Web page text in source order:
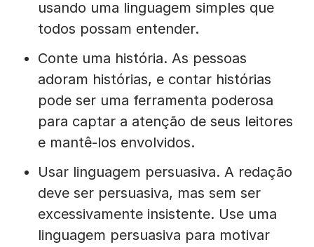
usando uma linguagem simples que
todos possam entender.
Conte uma história. As pessoas
adoram histórias, e contar histórias
pode ser uma ferramenta poderosa
para captar a atenção de seus leitores
e mantê-los envolvidos.
Usar linguagem persuasiva. A redação
deve ser persuasiva, mas sem ser
excessivamente insistente. Use uma
linguagem persuasiva para motivar